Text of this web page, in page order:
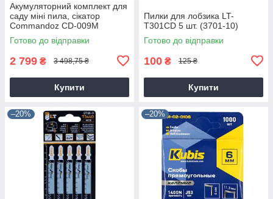
Акумуляторний комплект для
саду міні пила, сікатор
Commandoz CD-009M
Готово до відправки
2 799 ₴ 3 498,75 ₴
Купити
Пилки для лобзика LT-
T301CD 5 шт. (3701-10)
Готово до відправки
100 ₴ 125 ₴
Купити
–20% –20%